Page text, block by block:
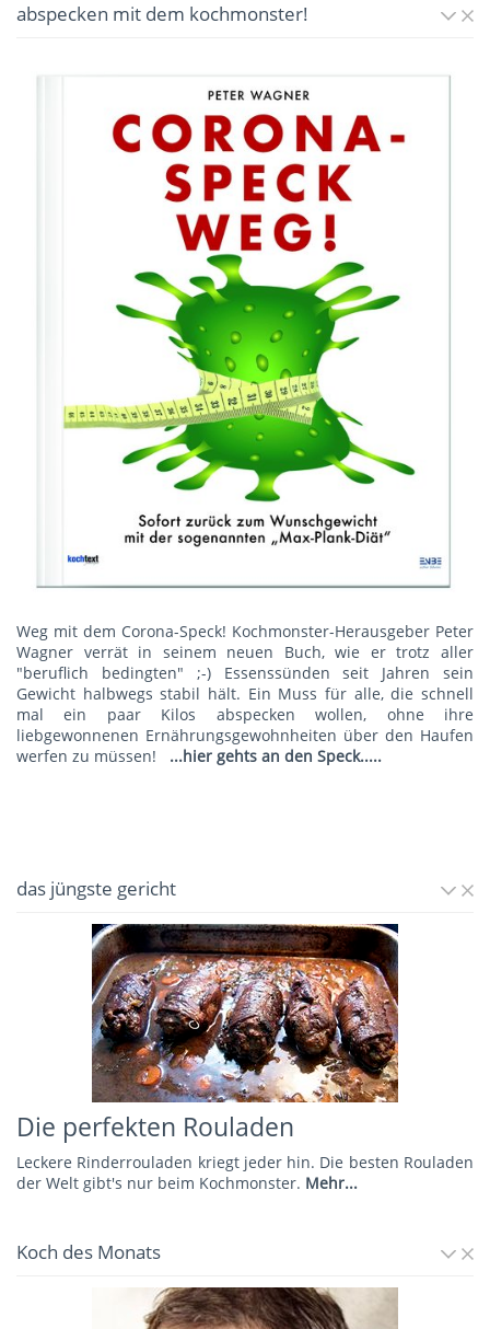
abspecken mit dem kochmonster!
Weg mit dem Corona-Speck! Kochmonster-Herausgeber Peter
Wagner verrät in seinem neuen Buch, wie er trotz aller
"beruflich bedingten" ;-) Essenssünden seit Jahren sein
Gewicht halbwegs stabil hält. Ein Muss für alle, die schnell
mal ein paar Kilos abspecken wollen, ohne ihre
liebgewonnenen Ernährungsgewohnheiten über den Haufen
werfen zu müssen!
...hier gehts an den Speck.....
das jüngste gericht
Die perfekten Rouladen
Leckere Rinderrouladen kriegt jeder hin. Die besten Rouladen
der Welt gibt's nur beim Kochmonster. Mehr...
Koch des Monats